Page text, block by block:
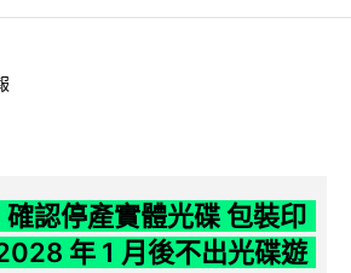
認停產實體光碟 包裝印
年 1 月後不出光碟遊